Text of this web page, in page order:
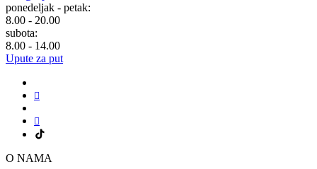
ponedeljak - petak:
8.00 - 20.00
subota:
8.00 - 14.00
Upute za put
O NAMA